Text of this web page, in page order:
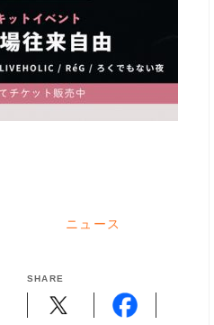
ニュース
SHARE